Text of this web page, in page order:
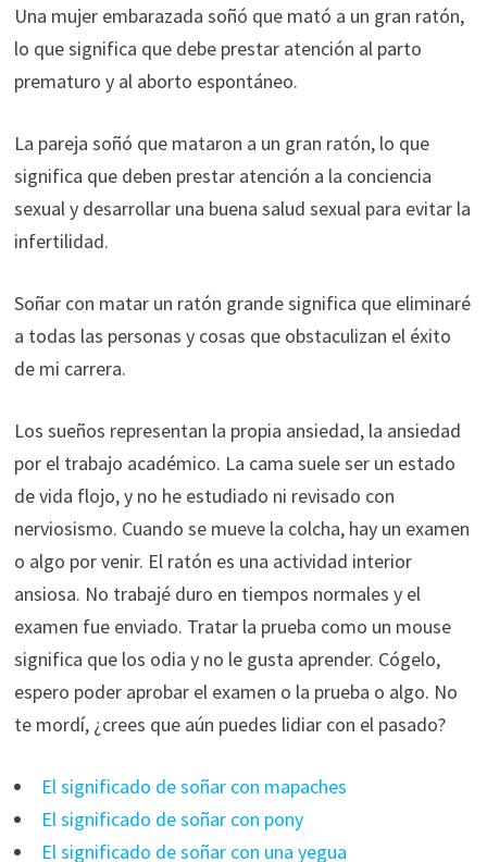
Una mujer embarazada soñó que mató a un gran ratón,
lo que significa que debe prestar atención al parto
prematuro y al aborto espontáneo.
La pareja soñó que mataron a un gran ratón, lo que
significa que deben prestar atención a la conciencia
sexual y desarrollar una buena salud sexual para evitar la
infertilidad.
Soñar con matar un ratón grande significa que eliminaré
a todas las personas y cosas que obstaculizan el éxito
de mi carrera.
Los sueños representan la propia ansiedad, la ansiedad
por el trabajo académico. La cama suele ser un estado
de vida flojo, y no he estudiado ni revisado con
nerviosismo. Cuando se mueve la colcha, hay un examen
o algo por venir. El ratón es una actividad interior
ansiosa. No trabajé duro en tiempos normales y el
examen fue enviado. Tratar la prueba como un mouse
significa que los odia y no le gusta aprender. Cógelo,
espero poder aprobar el examen o la prueba o algo. No
te mordí, ¿crees que aún puedes lidiar con el pasado?
El significado de soñar con mapaches
El significado de soñar con pony
El significado de soñar con una yegua